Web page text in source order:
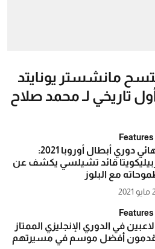
مانشستر يونايتد
تاريخي لـ محمد صلاح
Features
نهائي دوري أبطال أوروبا 2021:
قائد تشيلسي يكشف عن
مع البلوز
Features
لاعبين في الدوري الإنجليزي الممتاز
أفضل موسم في مسيرتهم